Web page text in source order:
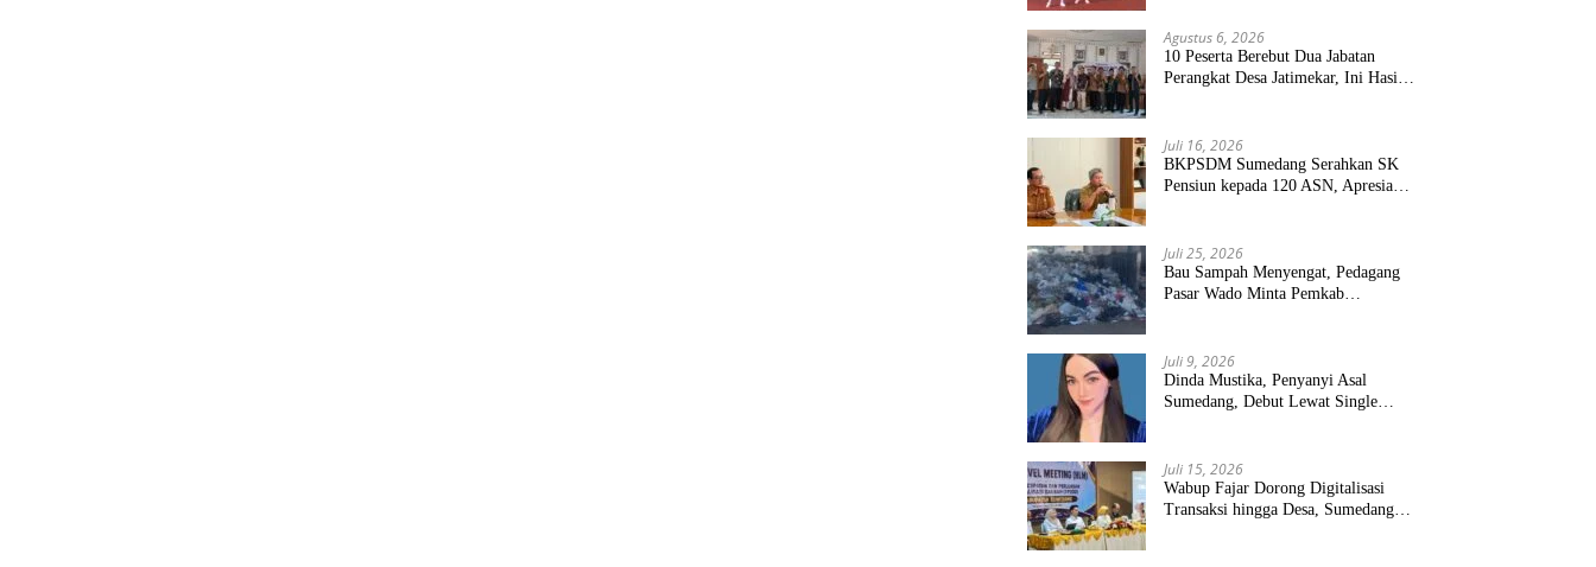
Agustus 6, 2026
10 Peserta Berebut Dua Jabatan
Perangkat Desa Jatimekar, Ini Hasil
Juli 16, 2026
BKPSDM Sumedang Serahkan SK
Pensiun kepada 120 ASN, Apresiasi
Juli 25, 2026
Bau Sampah Menyengat, Pedagang
Pasar Wado Minta Pemkab
Juli 9, 2026
Dinda Mustika, Penyanyi Asal
Sumedang, Debut Lewat Single
Juli 15, 2026
Wabup Fajar Dorong Digitalisasi
Transaksi hingga Desa, Sumedang